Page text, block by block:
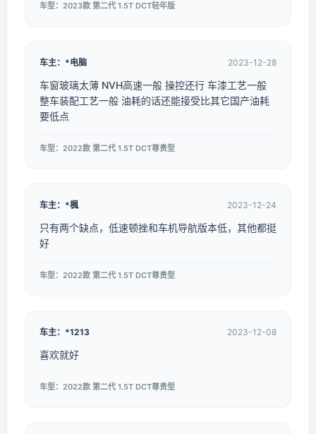
车型：2023款 第二代 1.5T DCT轻年版
车主：*电脑 2023-12-28
车窗玻璃太薄 NVH高速一般 操控还行 车漆工艺一般
整车装配工艺一般 油耗的话还能接受比其它国产油耗
要低点
车型：2022款 第二代 1.5T DCT尊贵型
车主：*楓 2023-12-24
只有两个缺点，低速顿挫和车机导航版本低，其他都挺
好
车型：2022款 第二代 1.5T DCT尊贵型
车主：*1213 2023-12-08
喜欢就好
车型：2022款 第二代 1.5T DCT尊贵型